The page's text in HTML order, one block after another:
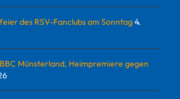
des RSV-Fanclubs am Sonntag4.
Münsterland, Heimpremiere gegen